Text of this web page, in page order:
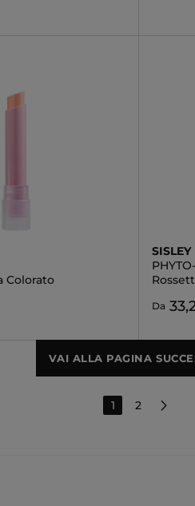
Colorato
SISLEY
Da
VAI ALLA PAGINA
1 2